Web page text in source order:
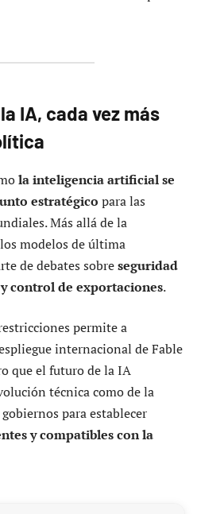
IA, cada vez más
la inteligencia artificial se
estratégico para las
Más allá de la
modelos de última
de debates sobreseguridad
control de exportaciones.
permite a
internacional de Fable
que el futuro de la IA
técnica como de la
para establecer
y compatibles con la